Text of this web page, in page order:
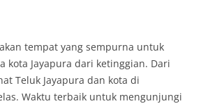
tempat yang sempurna untuk
kota Jayapura dari ketinggian. Dari
Teluk Jayapura dan kota di
Waktu terbaik untuk mengunjungi